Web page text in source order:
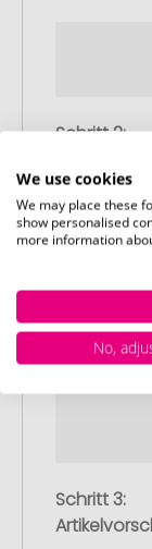
Schritt 2:
Laden Sie
oder Motiv
passende
können
Schritt 3:
We use cookies
We may place these
show personalised
more information
No,